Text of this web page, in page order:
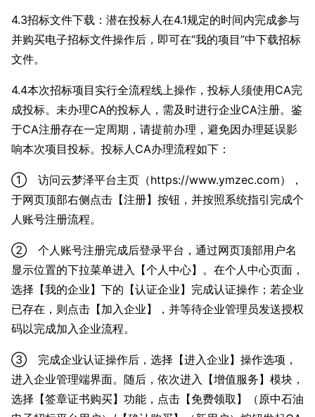
4.3招标文件下载：潜在投标人在4.1规定的时间内完成参与
并购买电子招标文件操作后，即可在“我的项目”中下载招标
文件。
4.4本次招标项目实行全流程线上操作，投标人须使用CA完
成投标。未办理CA的投标人，需及时进行企业CA注册。鉴
于CA注册存在一定周期，请提前办理，避免因办理延误影
响本次项目投标。投标人CA办理流程如下：
① 访问云梦泽平台主页（https://www.ymzec.com），
于网页顶部右侧点击【注册】按钮，并按照系统指引完成个
人账号注册流程。
② 个人账号注册完成后登录平台，通过网页顶部用户名
显示位置的下拉菜单进入【个人中心】。在个人中心页面，
选择【我的企业】下的【认证企业】完成认证操作；若企业
已存在，则点击【加入企业】，并等待企业管理员发送授权
码以完成加入企业流程。
③ 完成企业认证操作后，选择【进入企业】操作选项，
进入企业管理端界面。随后，依次进入【增值服务】模块，
选择【签章证书购买】功能，点击【免费领取】（原中石油